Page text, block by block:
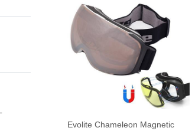
Evolite Chameleon Magnetic